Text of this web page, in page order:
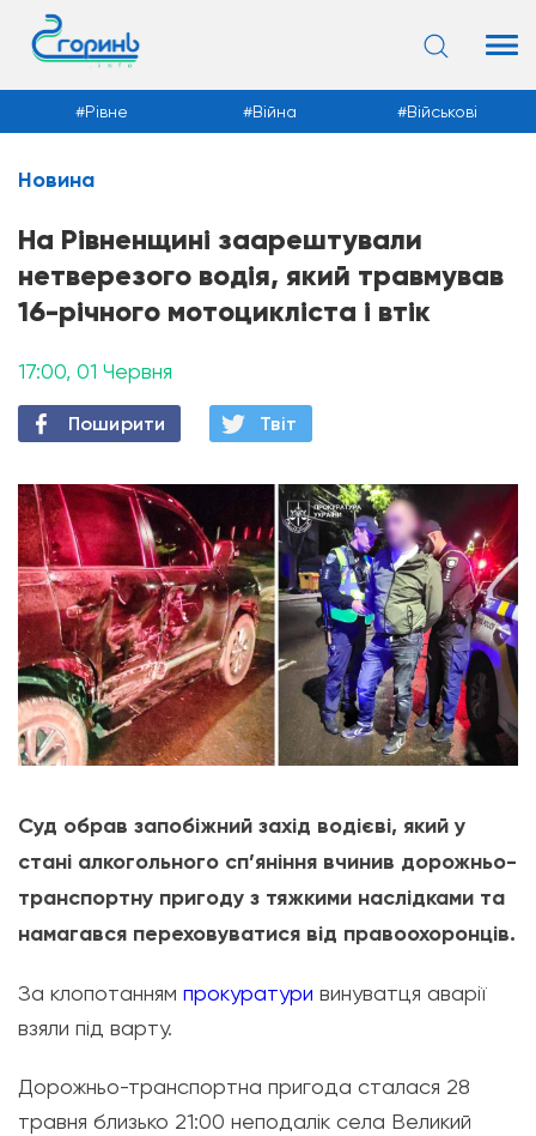
Новини
Рівне Війна Військові
Новина
На Рівненщині заарештували
нетверезого водія, який травмував
16-річного мотоцикліста і втік
17:00, 01 Червня
Поширити Твiт
Суд обрав запобіжний захід водієві, який у
стані алкогольного сп’яніння вчинив дорожньо-
транспортну пригоду з тяжкими наслідками та
намагався переховуватися від правоохоронців.
За клопотанням прокуратури винуватця аварії
взяли під варту.
Дорожньо-транспортна пригода сталася 28
травня близько 21:00 неподалік села Великий